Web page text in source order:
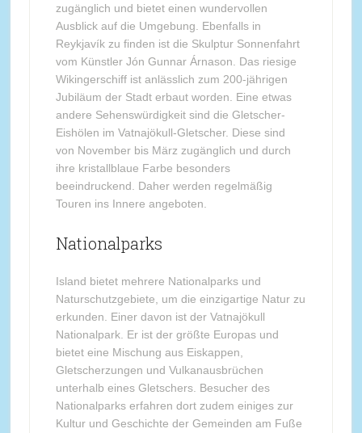
zugänglich und bietet einen wundervollen
Ausblick auf die Umgebung. Ebenfalls in
Reykjavík zu finden ist die Skulptur Sonnenfahrt
vom Künstler Jón Gunnar Árnason. Das riesige
Wikingerschiff ist anlässlich zum 200-jährigen
Jubiläum der Stadt erbaut worden. Eine etwas
andere Sehenswürdigkeit sind die Gletscher-
Eishölen im Vatnajökull-Gletscher. Diese sind
von November bis März zugänglich und durch
ihre kristallblaue Farbe besonders
beeindruckend. Daher werden regelmäßig
Touren ins Innere angeboten.
Nationalparks
Island bietet mehrere Nationalparks und
Naturschutzgebiete, um die einzigartige Natur zu
erkunden. Einer davon ist der Vatnajökull
Nationalpark. Er ist der größte Europas und
bietet eine Mischung aus Eiskappen,
Gletscherzungen und Vulkanausbrüchen
unterhalb eines Gletschers. Besucher des
Nationalparks erfahren dort zudem einiges zur
Kultur und Geschichte der Gemeinden am Fuße